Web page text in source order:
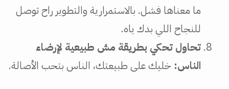
ما معناها فشل. بالاستمرارية والتطوير راح توصل
للنجاح اللي بدك ياه.
تحاول تحكي بطريقة مش طبيعية لإرضاء
الناس: خليك على طبيعتك، الناس بتحب الأصالة.